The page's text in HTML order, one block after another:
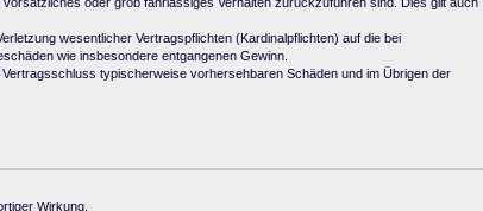
oder grob fahrlässiges Verhalten zurückzuführen sind. Dies gilt auch
wesentlicher Vertragspflichten (Kardinalpflichten) auf die bei
wie insbesondere entgangenen Gewinn.
typischerweise vorhersehbaren Schäden und im Übrigen der
Wirkung.